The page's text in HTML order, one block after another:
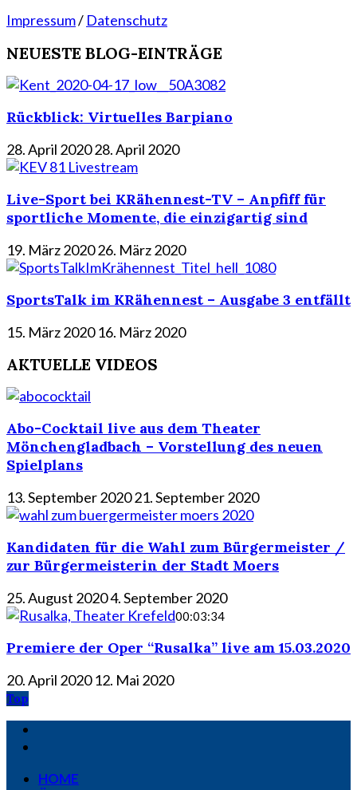
Impressum/ Datenschutz
NEUESTE BLOG-EINTRÄGE
Rückblick: Virtuelles Barpiano
28. April 202028. April 2020
Live-Sport bei KRähennest-TV – Anpfiff für
sportliche Momente, die einzigartig sind
19. März 202026. März 2020
SportsTalk im KRähennest – Ausgabe 3 entfällt
15. März 2020 16. März 2020
AKTUELLE VIDEOS
Abo-Cocktail live aus dem Theater
Mönchengladbach – Vorstellung des neuen
Spielplans
13. September 202021. September 2020
Kandidaten für die Wahl zum Bürgermeister /
zur Bürgermeisterin der Stadt Moers
25. August 20204. September 2020
00:03:34
Premiere der Oper “Rusalka” live am 15.03.2020
20. April 2020 12. Mai 2020
Top
HOME